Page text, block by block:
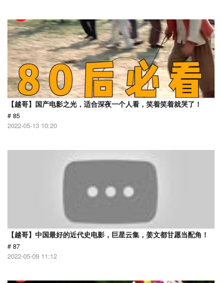
【越哥】国产电影之光，适合深夜一个人看，笑着笑着就哭了！
# 85
2022-05-13 10:20
【越哥】中国最好的近代史电影，巨星云集，姜文都甘愿当配角！
# 87
2022-05-09 11:12